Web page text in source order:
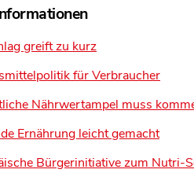
greift zu kurz
für Verbraucher
Nährwertampel muss
Ernährung leicht gemacht
Bürgerinitiative zum Nutri-